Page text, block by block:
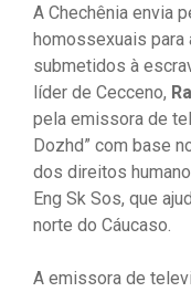
A Chechênia envia
homossexuais para
submetidos à
líder de Cecceno,
pela emissora de
Dozhd” com base
dos direitos
Eng Sk Sos, que
norte do Cáucaso.
A emissora de